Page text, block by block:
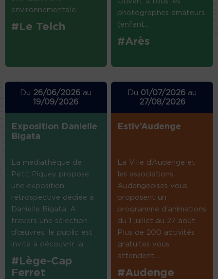
environnementale....
#Le Teich
photographes amateurs
(enfant...
#Arès
Du 26/06/2026 au
19/09/2026
Exposition Danielle
Bigata
La médiathèque de
Petit Piquey propose
une exposition
rétrospective dédiée à
Danielle Bigata. A
travers une sélection
d’œuvres, le public est
invité à découvrir la...
#Lège-Cap
Ferret
Du 01/07/2026 au
27/08/2026
Estiv’Audenge
La Ville d’Audenge et
les associations
Audengeoises vous
proposent un
programme d’animations
du 1 juillet au 27 août.
Plus de 200 activités
gratuites vous
attendent....
#Audenge